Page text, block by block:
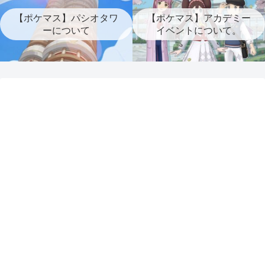
【ポケマス】パシオタワ
ーについて
【ポケマス】アカデミー
イベントについて。